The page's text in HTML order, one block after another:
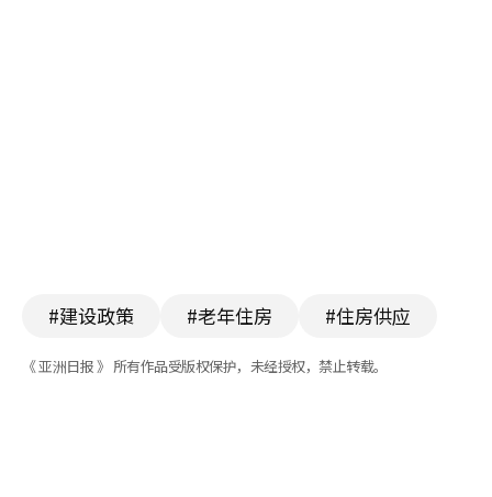
#建设政策 #老年住房 #住房供应
《 亚洲日报 》 所有作品受版权保护，未经授权，禁止转载。